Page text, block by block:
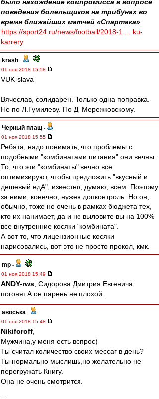
было нахождение компромисса в вопросе
поведения болельщиков на трибунах во
время ближайших матчей «Спартака»
https://sport24.ru/news/football/2018-1 ... ku-
karrery
krash -
01 ноя 2018 15:58
VUK-slava
Вячеслав, солидарен. Только одна поправка.
Не по Л.Гумилеву. По Д. Мережковскому.
Черный плащ -
01 ноя 2018 15:55
Ребята, надо понимать, что проблемы с
подобными "комбинатами питания" они вечны.
То, что эти "комбинаты" вечно все
оптимизируют, чтобы предложить "вкусный и
дешевый едА", известно, думаю, всем. Поэтому
за ними, конечно, нужен допконтроль. Но он,
обычно, тоже не очень в рамках бюджета тех,
кто их нанимает, да и не выловите вы на 100%
все внутренние косяки "комбината".
А вот то, что лицензионные косяки
нарисовались, вот это не просто прокол, кмк.
mp -
01 ноя 2018 15:49
ANDY-rws , Сидорова Дмитрия Евгенича
погонят.А он парень не плохой.
авоська -
01 ноя 2018 15:48
Nikiforoff
Мужчина,у меня есть вопрос)
Ты считал количество своих мессаг в день?
Ты нормально мыслишь,но желательно не
перегружать Книгу.
Она не очень смотрится.